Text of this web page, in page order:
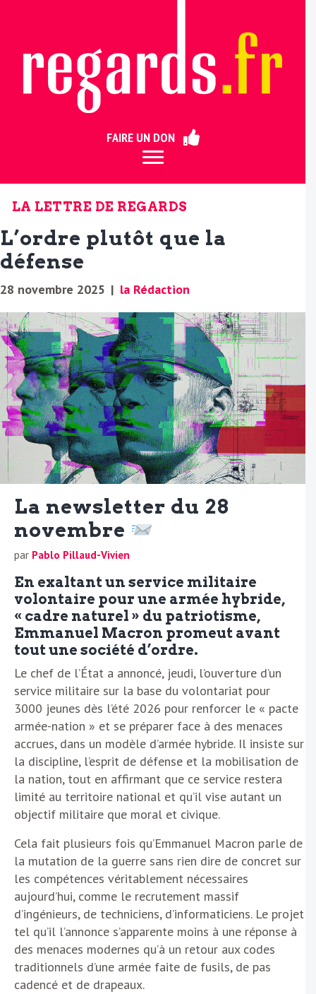
FAIRE UN DON
LA LETTRE DE REGARDS
L’ordre plutôt que la
défense
28 novembre 2025 | la Rédaction
La newsletter du 28
novembre
par Pablo Pillaud-Vivien
En exaltant un service militaire
volontaire pour une armée hybride,
« cadre naturel » du patriotisme,
Emmanuel Macron promeut avant
tout une société d’ordre.
Le chef de l’État a annoncé, jeudi, l’ouverture d’un
service militaire sur la base du volontariat pour
3000 jeunes dès l’été 2026 pour renforcer le « pacte
armée-nation » et se préparer face à des menaces
accrues, dans un modèle d’armée hybride. Il insiste sur
la discipline, l’esprit de défense et la mobilisation de
la nation, tout en affirmant que ce service restera
limité au territoire national et qu’il vise autant un
objectif militaire que moral et civique.
Cela fait plusieurs fois qu’Emmanuel Macron parle de
la mutation de la guerre sans rien dire de concret sur
les compétences véritablement nécessaires
aujourd’hui, comme le recrutement massif
d’ingénieurs, de techniciens, d’informaticiens. Le projet
tel qu’il l’annonce s’apparente moins à une réponse à
des menaces modernes qu’à un retour aux codes
traditionnels d’une armée faite de fusils, de pas
cadencé et de drapeaux.